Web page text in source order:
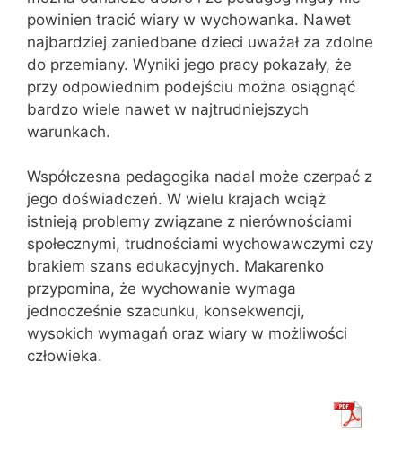
powinien tracić wiary w wychowanka. Nawet
najbardziej zaniedbane dzieci uważał za zdolne
do przemiany. Wyniki jego pracy pokazały, że
przy odpowiednim podejściu można osiągnąć
bardzo wiele nawet w najtrudniejszych
warunkach.
Współczesna pedagogika nadal może czerpać z
jego doświadczeń. W wielu krajach wciąż
istnieją problemy związane z nierównościami
społecznymi, trudnościami wychowawczymi czy
brakiem szans edukacyjnych. Makarenko
przypomina, że wychowanie wymaga
jednocześnie szacunku, konsekwencji,
wysokich wymagań oraz wiary w możliwości
człowieka.